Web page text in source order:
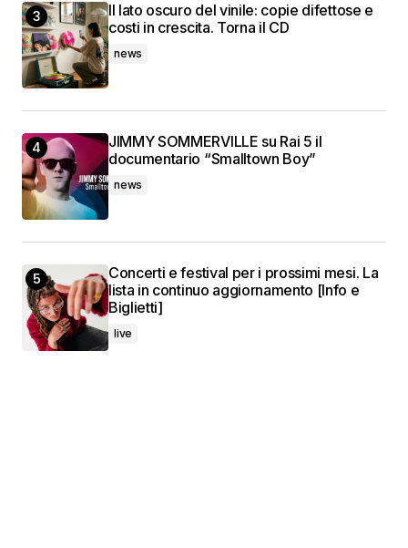
Il lato oscuro del vinile: copie difettose e
costi in crescita. Torna il CD
news
JIMMY SOMMERVILLE su Rai 5 il
documentario “Smalltown Boy”
news
Concerti e festival per i prossimi mesi. La
lista in continuo aggiornamento [Info e
Biglietti]
live